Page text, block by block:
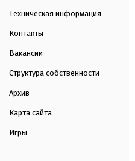
Техническая информация
Контакты
Вакансии
Структура собственности
Архив
Карта сайта
Игры